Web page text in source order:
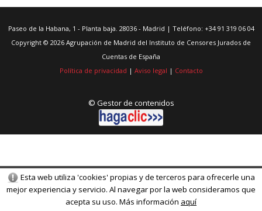
Esta web utiliza 'cookies' propias y de terceros para ofrecerle una
mejor experiencia y servicio. Al navegar por la web consideramos que
acepta su uso. Más información aquí
Paseo de la Habana, 1 - Planta baja. 28036 - Madrid | Teléfono: +34 91 319 06 04
Copyright © 2026 Agrupación de Madrid del Instituto de Censores Jurados de
Cuentas de España
Política de privacidad | Aviso legal | Contacto
© Gestor de contenidos